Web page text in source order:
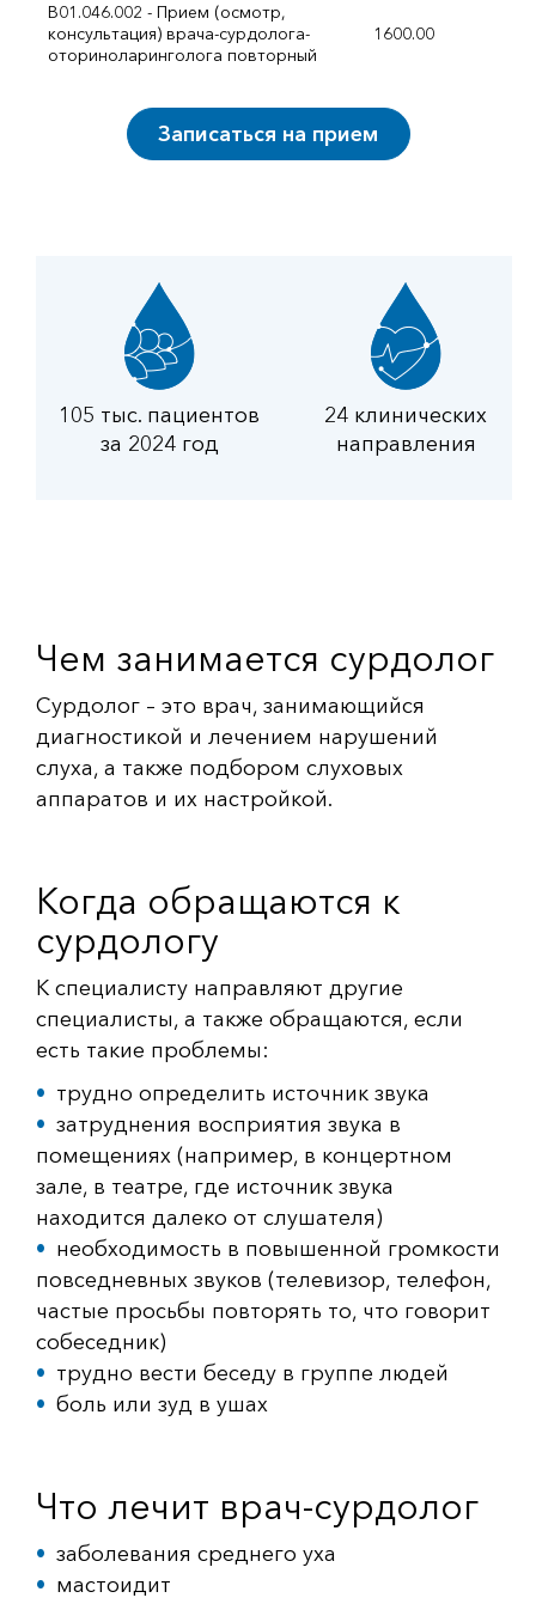
B01.046.002 - Прием (осмотр,
консультация) врача-сурдолога-
оториноларинголога повторный
1600.00
Записаться на прием
105 тыс. пациентов
за 2024 год
24 клинических
направления
Чем занимается сурдолог
Сурдолог – это врач, занимающийся
диагностикой и лечением нарушений
слуха, а также подбором слуховых
аппаратов и их настройкой.
Когда обращаются к
сурдологу
К специалисту направляют другие
специалисты, а также обращаются, если
есть такие проблемы:
трудно определить источник звука
затруднения восприятия звука в
помещениях (например, в концертном
зале, в театре, где источник звука
находится далеко от слушателя)
необходимость в повышенной громкости
повседневных звуков (телевизор, телефон,
частые просьбы повторять то, что говорит
собеседник)
трудно вести беседу в группе людей
боль или зуд в ушах
Что лечит врач-сурдолог
заболевания среднего уха
мастоидит